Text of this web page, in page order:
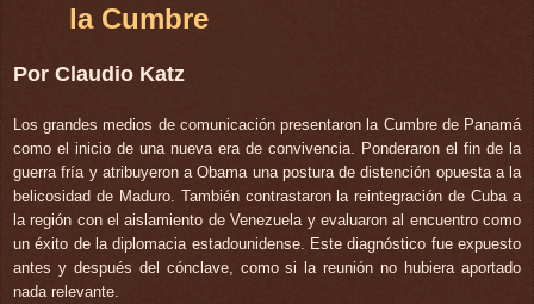
la Cumbre
Por Claudio Katz
Los grandes medios de comunicación presentaron la Cumbre de Panamá
como el inicio de una nueva era de convivencia. Ponderaron el fin de la
guerra fría y atribuyeron a Obama una postura de distención opuesta a la
belicosidad de Maduro. También contrastaron la reintegración de Cuba a
la región con el aislamiento de Venezuela y evaluaron al encuentro como
un éxito de la diplomacia estadounidense. Este diagnóstico fue expuesto
antes y después del cónclave, como si la reunión no hubiera aportado
nada relevante.